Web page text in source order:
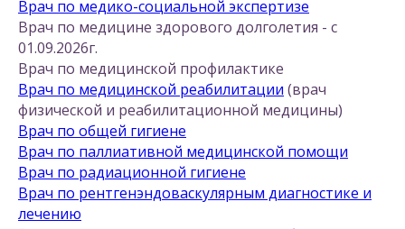
Врач по медико-социальной экспертизе
Врач по медицине здорового долголетия - с
01.09.2026г.
Врач по медицинской профилактике
Врач по медицинской реабилитации (врач
физической и реабилитационной медицины)
Врач по общей гигиене
Врач по паллиативной медицинской помощи
Врач по радиационной гигиене
Врач по рентгенэндоваскулярным диагностике и
лечению